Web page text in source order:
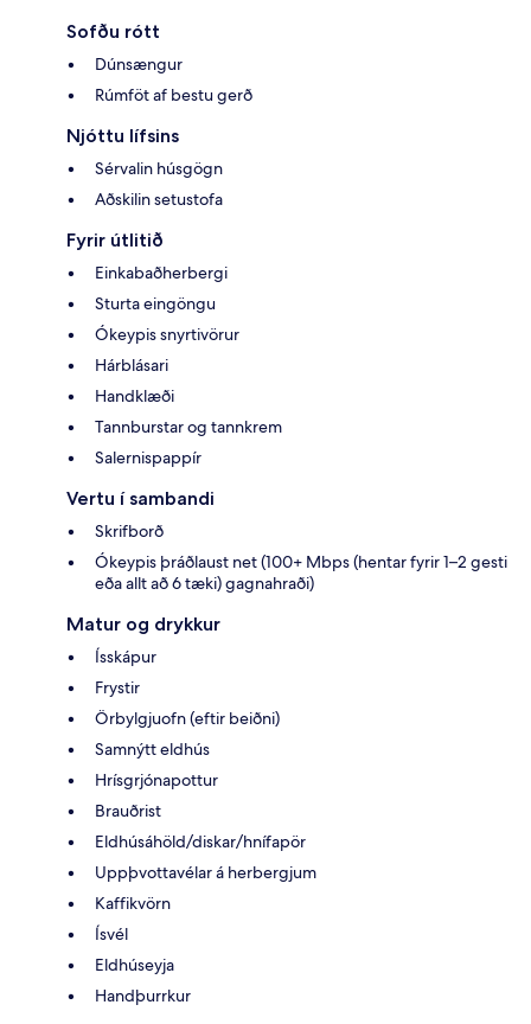
Sofðu rótt
Dúnsængur
Rúmföt af bestu gerð
Njóttu lífsins
Sérvalin húsgögn
Aðskilin setustofa
Fyrir útlitið
Einkabaðherbergi
Sturta eingöngu
Ókeypis snyrtivörur
Hárblásari
Handklæði
Tannburstar og tannkrem
Salernispappír
Vertu í sambandi
Skrifborð
Ókeypis þráðlaust net (100+ Mbps (hentar fyrir 1–2 gesti
eða allt að 6 tæki) gagnahraði)
Matur og drykkur
Ísskápur
Frystir
Örbylgjuofn (eftir beiðni)
Samnýtt eldhús
Hrísgrjónapottur
Brauðrist
Eldhúsáhöld/diskar/hnífapör
Uppþvottavélar á herbergjum
Kaffikvörn
Ísvél
Eldhúseyja
Handþurrkur